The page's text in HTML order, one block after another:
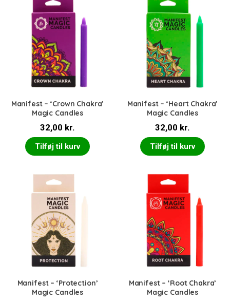
Manifest – ‘Crown Chakra’
Magic Candles
32,00 kr.
Tilføj til kurv
Manifest – ‘Heart Chakra’
Magic Candles
32,00 kr.
Tilføj til kurv
Manifest – ‘Protection’
Magic Candles
Manifest – ‘Root Chakra’
Magic Candles